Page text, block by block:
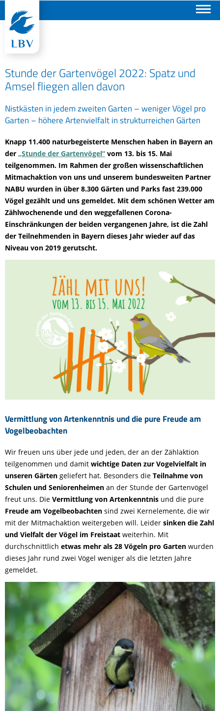
Stunde der Gartenvögel 2022: Spatz und
Amsel fliegen allen davon
Nistkästen in jedem zweiten Garten – weniger Vögel pro
Garten – höhere Artenvielfalt in strukturreichen Gärten
Knapp 11.400 naturbegeisterte Menschen haben in Bayern an
der „Stunde der Gartenvögel“ vom 13. bis 15. Mai
teilgenommen. Im Rahmen der großen wissenschaftlichen
Mitmachaktion von uns und unserem bundesweiten Partner
NABU wurden in über 8.300 Gärten und Parks fast 239.000
Vögel gezählt und uns gemeldet. Mit dem schönen Wetter am
Zählwochenende und den weggefallenen Corona-
Einschränkungen der beiden vergangenen Jahre, ist die Zahl
der Teilnehmenden in Bayern dieses Jahr wieder auf das
Niveau von 2019 gerutscht.
Vermittlung von Artenkenntnis und die pure Freude am
Vogelbeobachten
Wir freuen uns über jede und jeden, der an der Zählaktion
teilgenommen und damit wichtige Daten zur Vogelvielfalt in
unseren Gärten geliefert hat. Besonders die Teilnahme von
Schulen und Seniorenheimen an der Stunde der Gartenvögel
freut uns. Die Vermittlung von Artenkenntnis und die pure
Freude am Vogelbeobachten sind zwei Kernelemente, die wir
mit der Mitmachaktion weitergeben will. Leider sinken die Zahl
und Vielfalt der Vögel im Freistaat weiterhin. Mit
durchschnittlich etwas mehr als 28 Vögeln pro Garten wurden
dieses Jahr rund zwei Vögel weniger als die letzten Jahre
gemeldet.